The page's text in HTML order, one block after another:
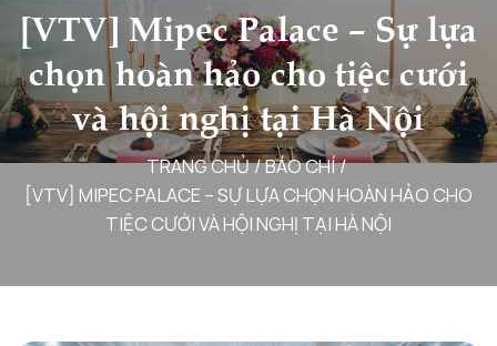
[VTV] Mipec Palace – Sự lựa
chọn hoàn hảo cho tiệc cưới
và hội nghị tại Hà Nội
TRANG CHỦ/BÁO CHÍ/
[VTV] MIPEC PALACE – SỰ LỰA CHỌN HOÀN HẢO CHO
TIỆC CƯỚI VÀ HỘI NGHỊ TẠI HÀ NỘI